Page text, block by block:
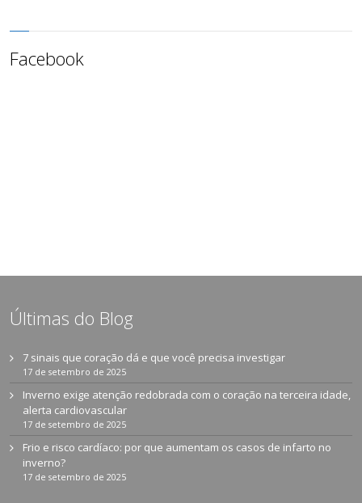
Facebook
Últimas do Blog
7 sinais que coração dá e que você precisa investigar
17 de setembro de 2025
Inverno exige atenção redobrada com o coração na terceira idade,
alerta cardiovascular
17 de setembro de 2025
Frio e risco cardíaco: por que aumentam os casos de infarto no
inverno?
17 de setembro de 2025